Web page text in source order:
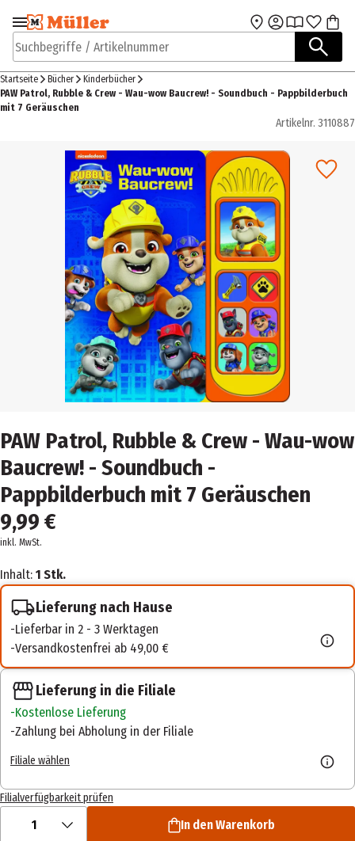
Zur Navigation
springen
Zum Hauptinhalt
Suchbegriffe / Artikelnummer
Startseite Bücher
Kinderbücher
PAW Patrol, Rubble & Crew - Wau-wow Baucrew! - Soundbuch - Pappbilderbuch
mit 7 Geräuschen
Artikelnr. 3110887
PAW Patrol, Rubble & Crew - Wau-wow
Baucrew! - Soundbuch -
Pappbilderbuch mit 7 Geräuschen
9,99 €
inkl. MwSt.
Inhalt: 1 Stk.
Lieferung nach Hause
Lieferbar in 2 - 3 Werktagen
Versandkostenfrei ab 49,00 €
Lieferung in die Filiale
Kostenlose Lieferung
Zahlung bei Abholung in der Filiale
Filiale wählen
Filialverfügbarkeit prüfen
1 In den Warenkorb